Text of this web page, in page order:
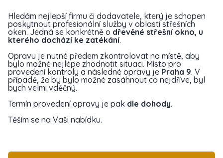
Hledám nejlepší firmu či dodavatele, který je schopen
poskytnout profesionální služby v oblasti střešních
oken. Jedná se konkrétně o dřevěné střešní okno, u
kterého dochází ke zatékání.
Opravu je nutné předem zkontrolovat na místě, aby
bylo možné nejlépe zhodnotit situaci. Místo pro
provedení kontroly a následné opravy je Praha 9. V
případě, že by bylo možné zasáhnout co nejdříve, byl
bych velmi vděčný.
Termín provedení opravy je pak dle dohody.
Těším se na Vaši nabídku.